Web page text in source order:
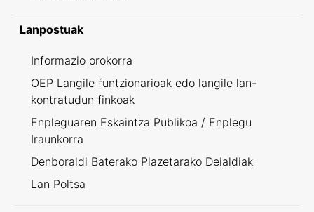
Lanpostuak
Informazio orokorra
OEP Langile funtzionarioak edo langile lan-
kontratudun finkoak
Enpleguaren Eskaintza Publikoa / Enplegu
Iraunkorra
Denboraldi Baterako Plazetarako Deialdiak
Lan Poltsa